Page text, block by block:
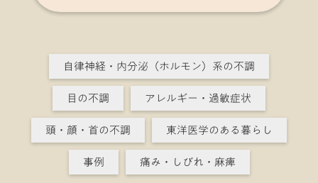
自律神経・内分泌（ホルモン）系の不調
目の不調
アレルギー・過敏症状
頭・顔・首の不調
東洋医学のある暮らし
事例
痛み・しびれ・麻痺